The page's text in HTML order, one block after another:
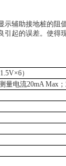
辅助接地桩的阻
起的误差。使得
6）
量电流20mA Max